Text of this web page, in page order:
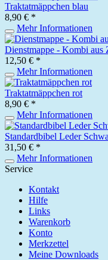
Traktatmäppchen blau
8,90 € *
Mehr Informationen
Dienstmappe - Kombi
12,50 € *
Mehr Informationen
Traktatmäppchen rot
8,90 € *
Mehr Informationen
Standardbibel Leder
31,50 € *
Mehr Informationen
Service
Kontakt
Hilfe
Links
Warenkorb
Konto
Merkzettel
Meine Downloads